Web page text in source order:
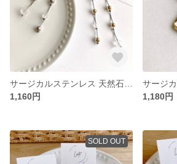
1,160円
1,180円
SOLD OUT